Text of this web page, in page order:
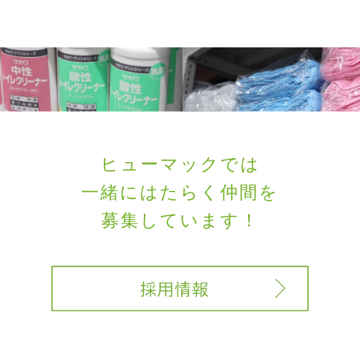
ヒューマックでは
一緒にはたらく 仲間を
募集しています！